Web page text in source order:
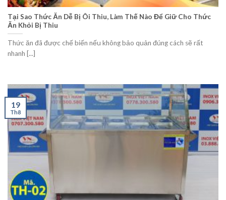
Tại Sao Thức Ăn Dễ Bị Ôi Thiu, Làm Thế Nào Để Giữ Cho Thức
Ăn Khỏi Bị Thiu
Thức ăn đã được chế biến nếu không bảo quản đúng cách sẽ rất
nhanh [...]
19
Th8